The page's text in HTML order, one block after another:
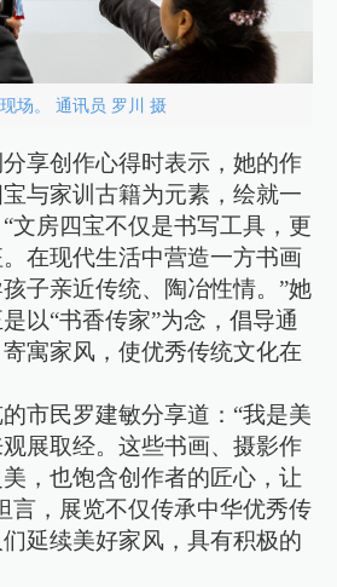
场。 通讯员 罗川 摄
享创作心得时表示，她的作
与家训古籍为元素，绘就一
文房四宝不仅是书写工具，更
在现代生活中营造一方书画
子亲近传统、陶冶性情。”她
以“书香传家”为念，倡导通
寓家风，使优秀传统文化在
市民罗建敏分享道：“我是美
展取经。这些书画、摄影作
，也饱含创作者的匠心，让
言，展览不仅传承中华优秀传
延续美好家风，具有积极的